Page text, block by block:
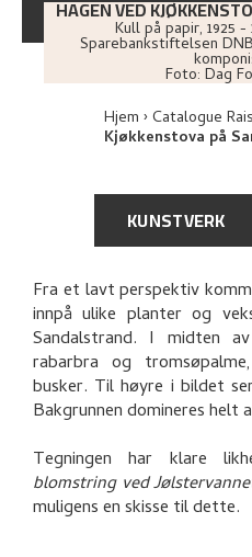
HAGEN VED
Kull på papir, 1925 -
Sparebankstiftelsen
Foto: Dag
Hjem Catalogue
Kjøkkenstova på
KUNSTVERK
GENERELL
TEKNISK
PROVENIENS
RELATERTE
Fra et lavt perspektiv
innpå ulike planter og
Sandalstrand. I midten
rabarbra og
busker. Til høyre i bildet
Bakgrunnen domineres
Tegningen har klare
blomstring ved
muligens en skisse til dette.